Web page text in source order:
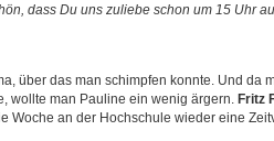
dass Du uns zuliebe schon um 15 Uhr
über das man schimpfen konnte. Und da
wollte man Pauline ein wenig ärgern. Fritz
Woche an der Hochschule wieder eine